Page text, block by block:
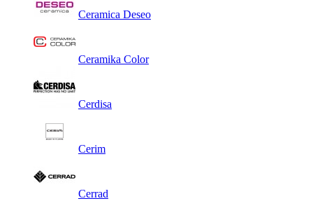
Ceramica Deseo
Ceramika Color
Cerdisa
Cerim
Cerrad